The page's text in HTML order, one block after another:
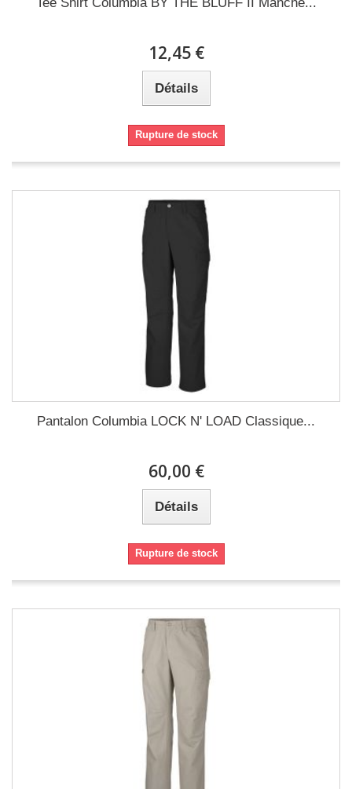
12,45 €
Détails
Rupture de stock
Pantalon Columbia LOCK N' LOAD Classique...
60,00 €
Détails
Rupture de stock